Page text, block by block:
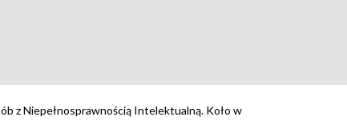
z Niepełnosprawnością Intelektualną. Koło w